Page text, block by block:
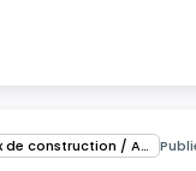
BTP / Matériaux de construction / Architecture